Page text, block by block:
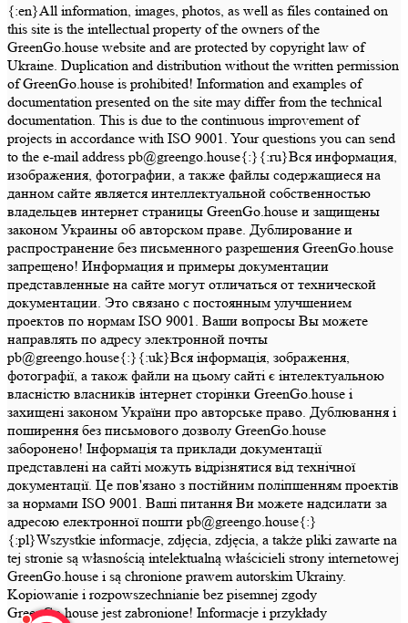
{:en}All information, images, photos, as well as files contained on
this site is the intellectual property of the owners of the
GreenGo.house website and are protected by copyright law of
Ukraine. Duplication and distribution without the written permission
of GreenGo.house is prohibited! Information and examples of
documentation presented on the site may differ from the technical
documentation. This is due to the continuous improvement of
projects in accordance with ISO 9001. Your questions you can send
to the e-mail address pb@greengo.house{:}{:ru}Вся информация,
изображения, фотографии, а также файлы содержащиеся на
данном сайте является интеллектуальной собственностью
владельцев интернет страницы GreenGo.house и защищены
законом Украины об авторском праве. Дублирование и
распространение без письменного разрешения GreenGo.house
запрещено! Информация и примеры документации
представленные на сайте могут отличаться от технической
документации. Это связано с постоянным улучшением
проектов по нормам ISO 9001. Ваши вопросы Вы можете
направлять по адресу электронной почты
pb@greengo.house{:}{:uk}Вся інформація, зображення,
фотографії, а також файли на цьому сайті є інтелектуальною
власністю власників інтернет сторінки GreenGo.house і
захищені законом України про авторське право. Дублювання і
поширення без письмового дозволу GreenGo.house
заборонено! Інформація та приклади документації
представлені на сайті можуть відрізнятися від технічної
документації. Це пов'язано з постійним поліпшенням проектів
за нормами ISO 9001. Ваші питання Ви можете надсилати за
адресою електронної пошти pb@greengo.house{:}
{:pl}Wszystkie informacje, zdjęcia, zdjęcia, a także pliki zawarte na
tej stronie są własnością intelektualną właścicieli strony internetowej
GreenGo.house i są chronione prawem autorskim Ukrainy.
Kopiowanie i rozpowszechnianie bez pisemnej zgody
GreenGo.house jest zabronione! Informacje i przykłady